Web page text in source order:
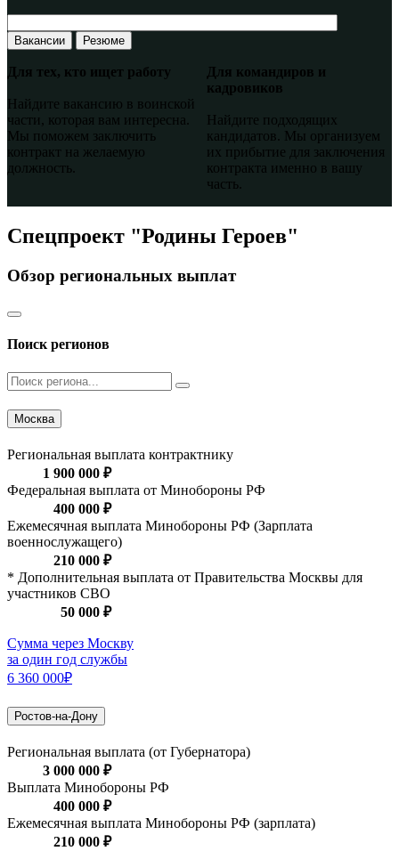
Вакансии Резюме
Для тех, кто ищет работу
Найдите вакансию в воинской
части, которая вам интересна.
Мы поможем заключить
контракт на желаемую
должность.
Для командиров и
кадровиков
Найдите подходящих
кандидатов. Мы организуем
их прибытие для заключения
контракта именно в вашу
часть.
Спецпроект "Родины Героев"
Обзор региональных выплат
Поиск регионов
Москва
Региональная выплата контрактнику
1 900 000 ₽
Федеральная выплата от Минобороны РФ
400 000 ₽
Ежемесячная выплата Минобороны РФ (Зарплата
военнослужащего)
210 000 ₽
* Дополнительная выплата от Правительства Москвы для
участников СВО
50 000 ₽
Сумма через Москву
за один год службы
6 360 000₽
Ростов-на-Дону
Региональная выплата (от Губернатора)
3 000 000 ₽
Выплата Минобороны РФ
400 000 ₽
Ежемесячная выплата Минобороны РФ (зарплата)
210 000 ₽